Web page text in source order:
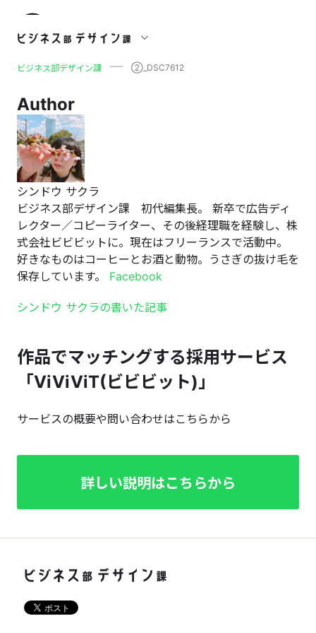
②_DSC7612
ビジネス部デザイン課 ②_DSC7612
Author
シンドウ サクラ
ビジネス部デザイン課 初代編集長。 新卒で広告ディ
レクター／コピーライター、その後経理職を経験し、株
式会社ビビビットに。現在はフリーランスで活動中。
好きなものはコーヒーとお酒と動物。うさぎの抜け毛を
保存しています。 Facebook
シンドウ サクラの書いた記事
作品でマッチングする採用サービス
「ViViViT(ビビビット)」
サービスの概要や問い合わせはこちらから
詳しい説明はこちらから